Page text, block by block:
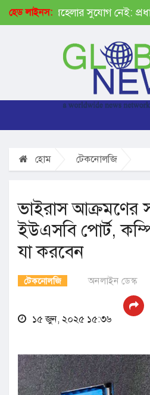
হেড লাইনস:
গ্রহণে অবহেলার সুযোগ নেই:
হোম টেকনোলজি
ভাইরাস
ইউএসবি পোর্ট,
যা করবেন
টেকনোলজি অনলাইন ডেস্ক
১৫ জুন, ২০২৫ ১৫:৩৬